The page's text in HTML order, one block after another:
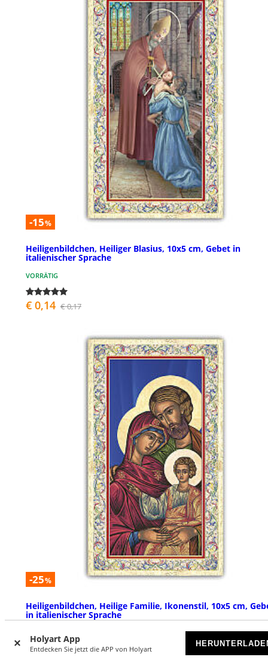
Holyart App
Entdecken Sie jetzt die APP von Holyart
-15%
Heiligenbildchen, Heiliger Blasius, 10x5 cm, Gebet in
italienischer Sprache
VORRÄTIG
€ 0,14 € 0,17
-25%
Heiligenbildchen, Heilige Familie, Ikonenstil, 10x5 cm,
in italienischer Sprache